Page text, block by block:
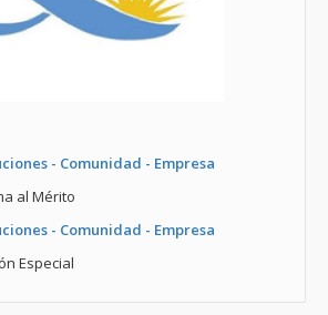
- Comunidad - Empresa
al Mérito
- Comunidad - Empresa
Especial